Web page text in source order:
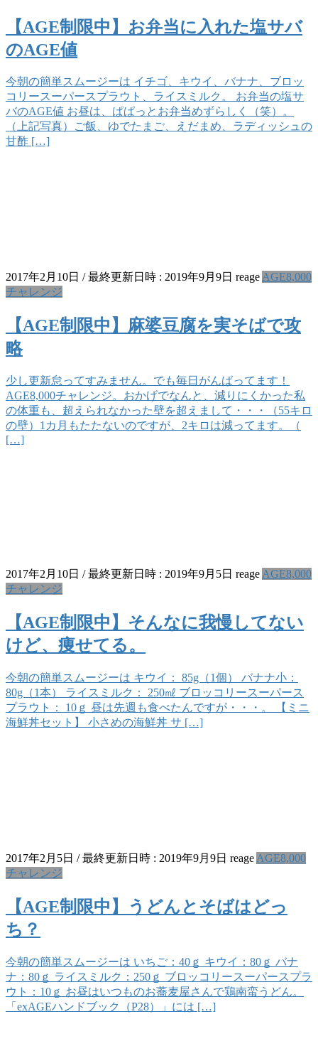
【AGE制限中】お弁当に入れた塩サバ
のAGE値
今朝の簡単スムージーは イチゴ、キウイ、バナナ、ブロッ
コリースーパースプラウト、ライスミルク。 お弁当の塩サ
バのAGE値 お昼は、ぱぱっとお弁当めずらしく（笑）。
（上記写真）ご飯、ゆでたまご、えだまめ、ラディッシュの
甘酢 […]
2017年2月10日 / 最終更新日時 : 2019年9月9日 reageAGE8,000
チャレンジ
【AGE制限中】麻婆豆腐を実そばで攻
略
少し更新怠ってすみません。でも毎日がんばってます！
AGE8,000チャレンジ。おかげでなんと、減りにくかった私
の体重も、超えられなかった壁を超えまして・・・（55キロ
の壁）1カ月もたたないのですが、2キロは減ってます。（
[…]
2017年2月10日 / 最終更新日時 : 2019年9月5日 reage AGE8,000
チャレンジ
【AGE制限中】そんなに我慢してない
けど、痩せてる。
今朝の簡単スムージーは キウイ： 85g（1個） バナナ小：
80g（1本） ライスミルク： 250㎖ ブロッコリースーパース
プラウト： 10ｇ 昼は先週も食べたんですが・・・。 【ミニ
海鮮丼セット】 小さめの海鮮丼 サ […]
2017年2月5日 / 最終更新日時 : 2019年9月9日 reage AGE8,000
チャレンジ
【AGE制限中】うどんとそばはどっ
ち？
今朝の簡単スムージーは いちご：40ｇ キウイ：80ｇ バナ
ナ：80ｇ ライスミルク：250ｇ ブロッコリースーパースプラ
ウト：10ｇ お昼はいつものお蕎麦屋さんで鶏南蛮うどん。
「exAGEハンドブック（P28）」には […]